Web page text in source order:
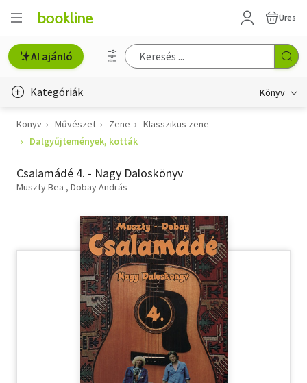
Üres
AI ajánló
Kategóriák Könyv
Életmód, egészség
Gyermek- és ifjúsági
Hobbi, szabadidő
Szótár, nyelvkönyv
Tankönyv, segédkönyv
Könyv Művészet Zene
Klasszikus zene
Dalgyűjtemények, kották
Csalamádé 4. - Nagy Daloskönyv
Muszty Bea Dobay András